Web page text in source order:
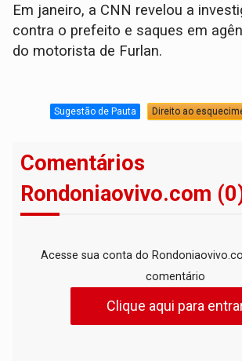
Em janeiro, a CNN revelou a
contra o prefeito e saques em
do motorista de Furlan.
Sugestão de Pauta Direito ao
Comentários
Rondoniaovivo.com
Acesse sua conta do
comentário
Clique aqui para